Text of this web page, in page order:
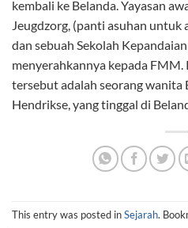
kembali ke Belanda. Yayasan
Jeugdzorg, (panti asuhan untuk
dan sebuah Sekolah
menyerahkannya kepada
tersebut adalah seorang wanita
Hendrikse, yang tinggal di
This entry was posted inSejarah.